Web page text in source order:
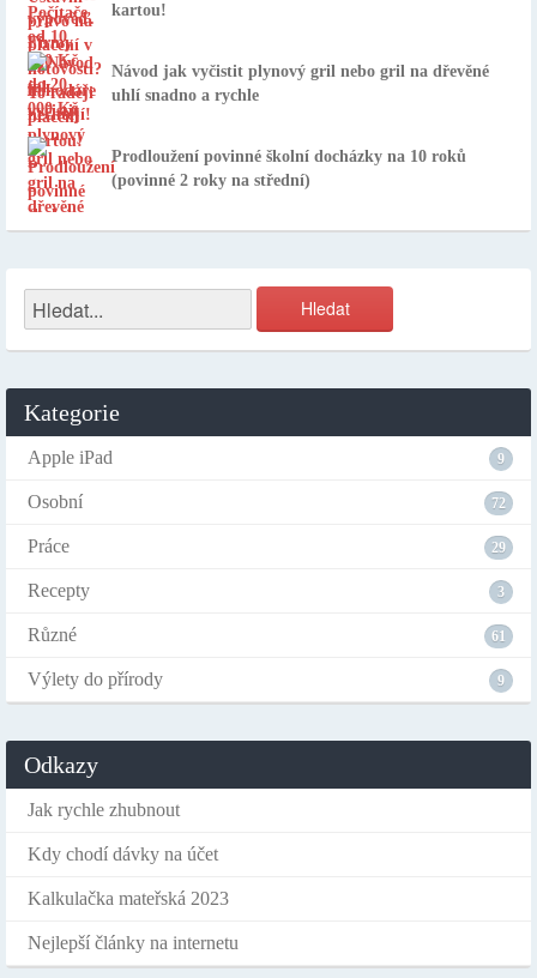
kartou!
Návod jak vyčistit plynový gril nebo gril na dřevěné
uhlí snadno a rychle
Prodloužení povinné školní docházky na 10 roků
(povinné 2 roky na střední)
Kategorie
Apple iPad 9
Osobní 72
Práce 29
Recepty 3
Různé 61
Výlety do přírody 9
Odkazy
Jak rychle zhubnout
Kdy chodí dávky na účet
Kalkulačka mateřská 2023
Nejlepší články na internetu